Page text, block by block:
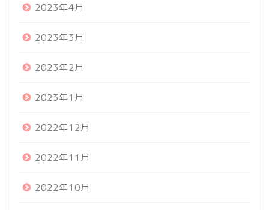
2023年4月
2023年3月
2023年2月
2023年1月
2022年12月
2022年11月
2022年10月